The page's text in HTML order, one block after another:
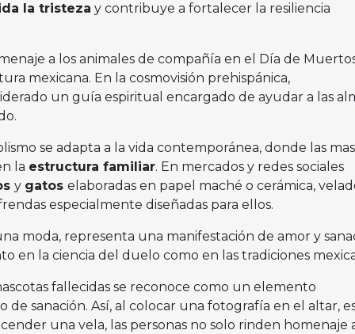
la tristeza y contribuye a fortalecer la resiliencia
a los animales de compañía en el Día de
mexicana. En la cosmovisión prehispánica,
un guía espiritual encargado de ayudar a las
se adapta a la vida contemporánea, donde las
la estructura familiar. En mercados y redes sociales
y gatos elaboradas en papel maché o cerámica,
especialmente diseñadas para ellos.
moda, representa una manifestación de amor y
en la ciencia del duelo como en las tradiciones
fallecidas se reconoce como un elemento
sanación. Así, al colocar una fotografía en el altar,
una vela, las personas no solo rinden homenaje